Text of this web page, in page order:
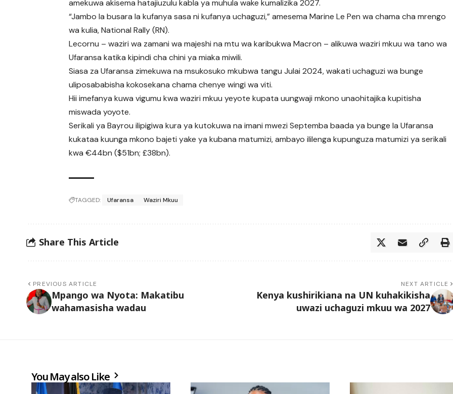
amekuwa akisema hatajiuzulu kabla ya muhula wake kumalizika 2027.
“Jambo la busara la kufanya sasa ni kufanya uchaguzi,” amesema Marine Le Pen wa chama cha mrengo
wa kulia, National Rally (RN).
Lecornu – waziri wa zamani wa majeshi na mtu wa karibukwa Macron – alikuwa waziri mkuu wa tano wa
Ufaransa katika kipindi cha chini ya miaka miwili.
Siasa za Ufaransa zimekuwa na msukosuko mkubwa tangu Julai 2024, wakati uchaguzi wa bunge
uliposababisha kokosekana chama chenye wingi wa viti.
Hii imefanya kuwa vigumu kwa waziri mkuu yeyote kupata uungwaji mkono unaohitajika kupitisha
miswada yoyote.
Serikali ya Bayrou ilipigiwa kura ya kutokuwa na imani mwezi Septemba baada ya bunge la Ufaransa
kukataa kuunga mkono bajeti yake ya kubana matumizi, ambayo ililenga kupunguza matumizi ya serikali
kwa €44bn ($51bn; £38bn).
TAGGED: Ufaransa Waziri Mkuu
Share This Article
PREVIOUS ARTICLE
Mpango wa Nyota: Makatibu
wahamasisha wadau
NEXT ARTICLE
Kenya kushirikiana na UN kuhakikisha
uwazi uchaguzi mkuu wa 2027
You May also Like